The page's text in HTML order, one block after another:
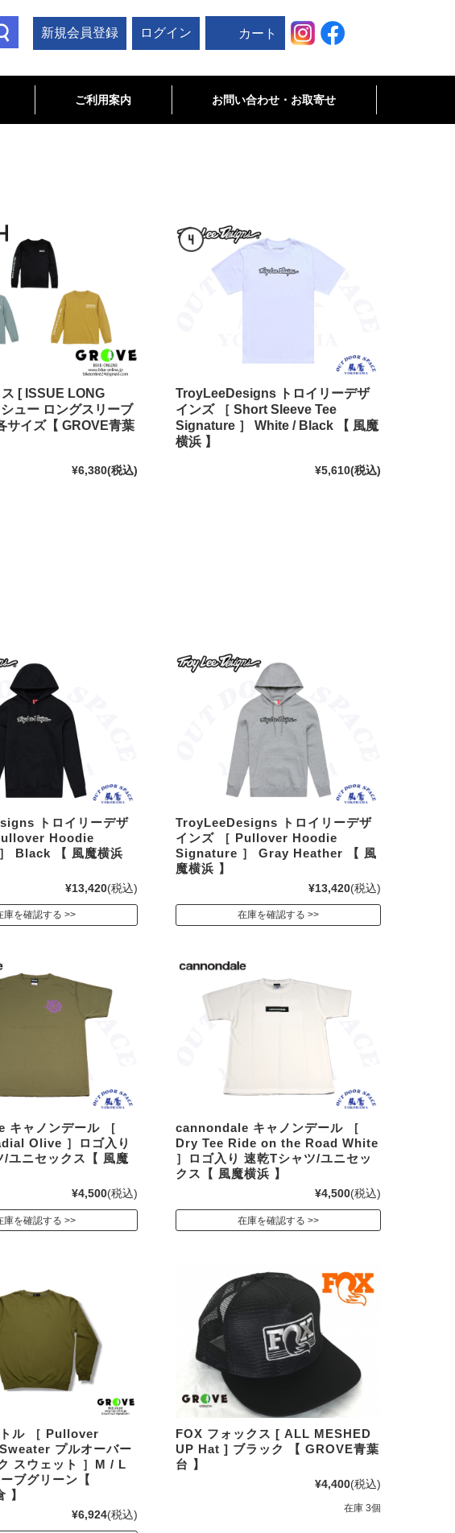
新規会員登録 ログイン カート
ご利用案内 お問い合わせ・お取寄せ
[ ISSUE LONG
ュー ロングスリーブ
サイズ【 GROVE青葉
¥6,380(税込)
TroyLeeDesigns トロイリーデザ
インズ ［ Short Sleeve Tee
Signature ］ White / Black 【 風魔
横浜 】
¥5,610(税込)
トロイリーデザ
Hoodie
Black 【 風魔横浜
¥13,420(税込)
庫を確認する
TroyLeeDesigns トロイリーデザ
インズ ［ Pullover Hoodie
Signature ］ Gray Heather 【 風
魔横浜 】
¥13,420(税込)
在庫を確認する
キャノンデール ［
Olive ］ロゴ入り
/ユニセックス【 風魔
¥4,500(税込)
庫を確認する
cannondale キャノンデール ［
Dry Tee Ride on the Road White
］ロゴ入り 速乾Tシャツ/ユニセッ
クス【 風魔横浜 】
¥4,500(税込)
在庫を確認する
ル ［ Pullover
プルオーバー
スウェット ］M / L
ブグリーン【
】
¥6,924(税込)
FOX フォックス [ ALL MESHED
UP Hat ] ブラック 【 GROVE青葉
台 】
¥4,400(税込)
在庫 3個